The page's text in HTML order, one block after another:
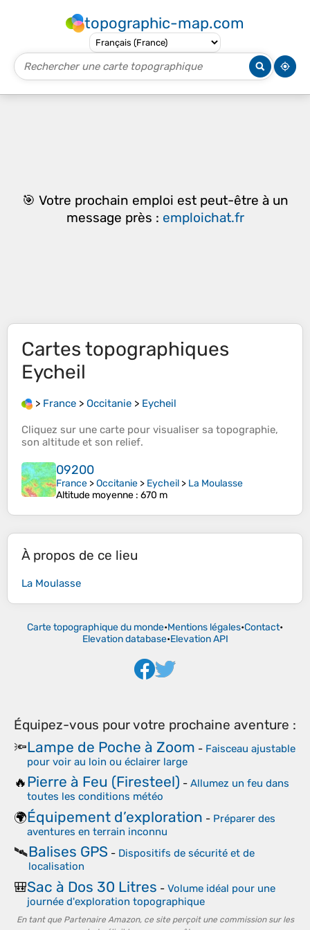
topographic-map.com
🎯 Votre prochain emploi est peut-être à un
message près : emploichat.fr
Cartes topographiques
Eycheil
> France > Occitanie > Eycheil
Cliquez sur une carte pour visualiser sa topographie,
son altitude et son relief.
09200
France >Occitanie > Eycheil > La Moulasse
Altitude moyenne : 670 m
À propos de ce lieu
La Moulasse
Carte topographique du monde•Mentions légales•Contact•
Elevation database•Elevation API
Équipez-vous pour votre prochaine aventure :
🔦Lampe de Poche à Zoom - Faisceau ajustable
pour voir au loin ou éclairer large
🔥Pierre à Feu (Firesteel) - Allumez un feu dans
toutes les conditions météo
🌍Équipement d’exploration - Préparer des
aventures en terrain inconnu
🛰️Balises GPS - Dispositifs de sécurité et de
localisation
🎒Sac à Dos 30 Litres - Volume idéal pour une
journée d'exploration topographique
En tant que Partenaire Amazon, ce site perçoit une commission sur les